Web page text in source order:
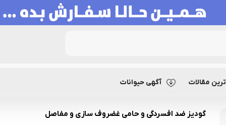
مقالات آگهی حیوانات
گودیز ضد افسردگی و حامی غضروف سازی و مفاصل